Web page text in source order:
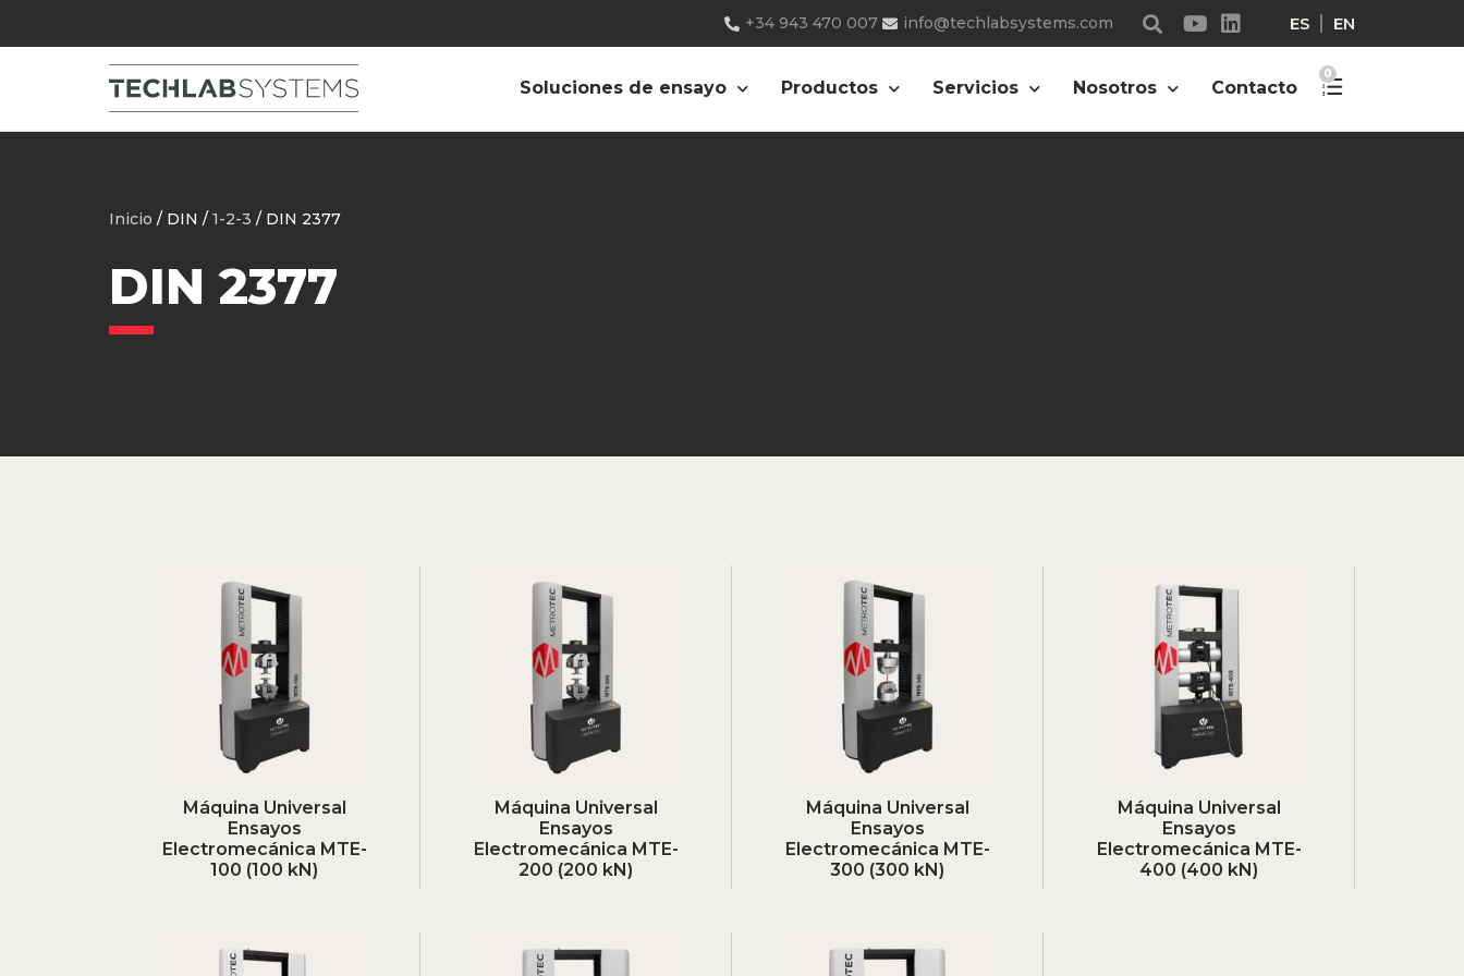
+34 943 470 007 info@techlabsystems.com ES EN
Soluciones de ensayo Productos Servicios Nosotros Contacto
0
Inicio / DIN / 1-2-3 / DIN 2377
DIN 2377
Máquina Universal
Ensayos
Electromecánica MTE-
100 (100 kN)
Máquina Universal
Ensayos
Electromecánica MTE-
200 (200 kN)
Máquina Universal
Ensayos
Electromecánica MTE-
300 (300 kN)
Máquina Universal
Ensayos
Electromecánica MTE-
400 (400 kN)